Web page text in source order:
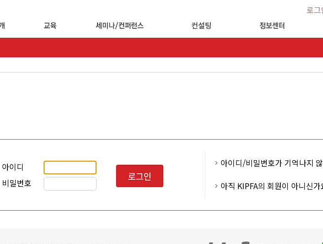
로
아이디
비밀번호
아이디/비밀번호가 기억나지
아직 KIPFA의 회원이 아니신가